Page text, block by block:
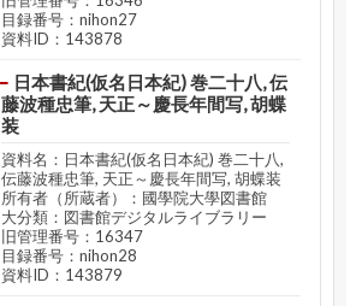
目録番号：nihon27
資料ID：143878
日本書紀(仮名日本紀) 巻二十八, 伝
藤波種忠筆, 天正～慶長年間写, 胡蝶
装
資料名：日本書紀(仮名日本紀) 巻二十八,
伝藤波種忠筆, 天正～慶長年間写, 胡蝶装
所有者（所蔵者）：國學院大學図書館
大分類：図書館デジタルライブラリー
旧管理番号：16347
目録番号：nihon28
資料ID：143879